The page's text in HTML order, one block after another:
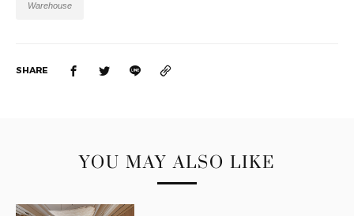
Warehouse
SHARE
YOU MAY ALSO LIKE